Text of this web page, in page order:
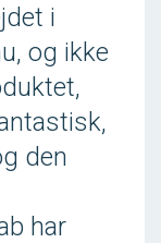
i
og ikke
den
har